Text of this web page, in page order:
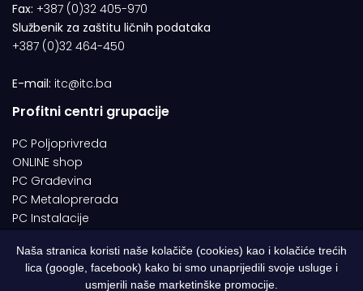
Fax: +387 (0)32 405-970
Službenik za zaštitu ličnih podataka
+387 (0)32 464-450
E-mail: itc@itc.ba
Profitni centri grupacije
PC Poljoprivreda
ONLINE shop
PC Građevina
PC Metaloprerada
PC Instalacije
© 1994-2026 | ITC d.o.o. Zenica. Sva prava pridržana | Designed by
Naša stranica koristi naše kolačiče (cookies) kao i kolačiće trećih
lica (google, facebook) kako bi smo unaprijedili svoje usluge i
usmjerili naše marketinške promocije.